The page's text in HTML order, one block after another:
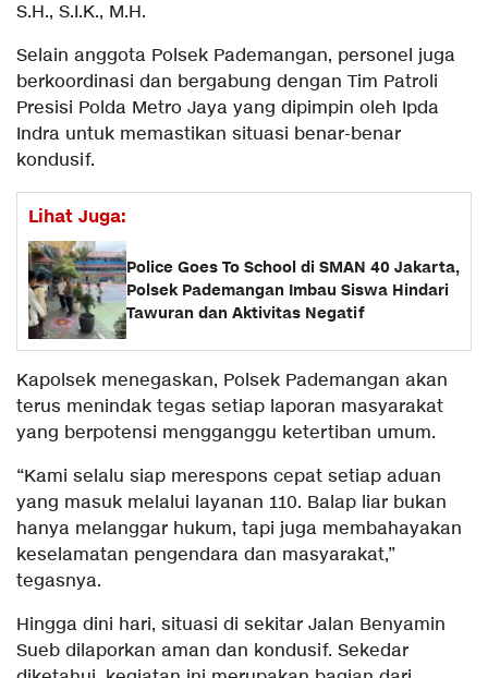
S.H., S.I.K., M.H.
Selain anggota Polsek Pademangan, personel juga
berkoordinasi dan bergabung dengan Tim Patroli
Presisi Polda Metro Jaya yang dipimpin oleh Ipda
Indra untuk memastikan situasi benar-benar
kondusif.
Lihat Juga:
Police Goes To School di SMAN 40 Jakarta,
Polsek Pademangan Imbau Siswa Hindari
Tawuran dan Aktivitas Negatif
Kapolsek menegaskan, Polsek Pademangan akan
terus menindak tegas setiap laporan masyarakat
yang berpotensi mengganggu ketertiban umum.
“Kami selalu siap merespons cepat setiap aduan
yang masuk melalui layanan 110. Balap liar bukan
hanya melanggar hukum, tapi juga membahayakan
keselamatan pengendara dan masyarakat,”
tegasnya.
Hingga dini hari, situasi di sekitar Jalan Benyamin
Sueb dilaporkan aman dan kondusif. Sekedar